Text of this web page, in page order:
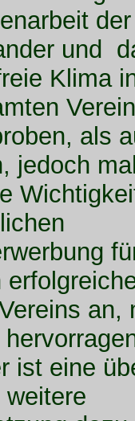
und
Klima
als
jedoch
an,
ist eine